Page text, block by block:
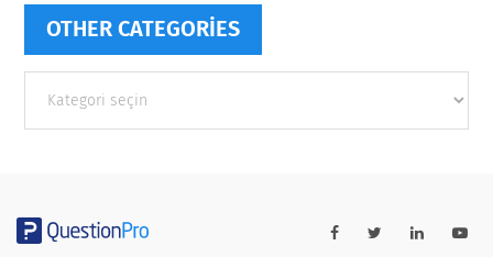
OTHER CATEGORIES
categories